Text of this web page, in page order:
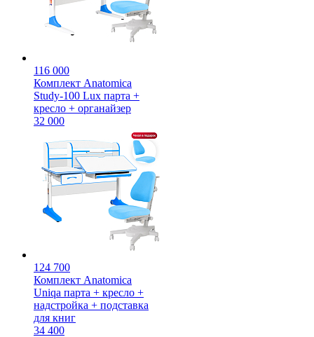
116 000
Комплект Anatomica
Study-100 Lux парта +
кресло + органайзер
32 000
124 700
Комплект Anatomica
Uniqa парта + кресло +
надстройка + подставка
для книг
34 400